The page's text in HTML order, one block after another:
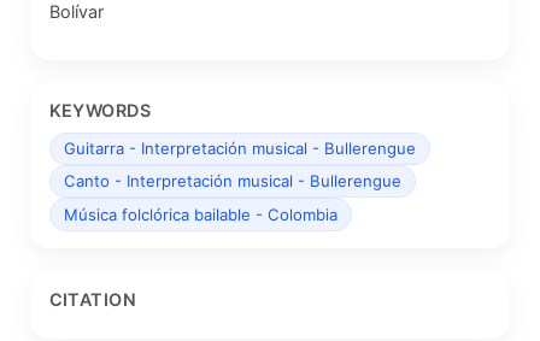
Bolívar
KEYWORDS
Guitarra - Interpretación musical - Bullerengue
Canto - Interpretación musical - Bullerengue
Música folclórica bailable - Colombia
CITATION